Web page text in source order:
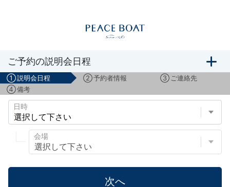
船旅説明会のご予約
ご予約の説明会日程
①説明会日程 ②予約者情報 ③ ご連絡先
④備考
日時
会場
次へ